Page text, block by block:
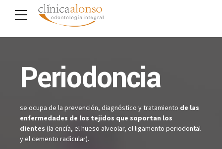
Periodoncia
se ocupa de la prevención, diagnóstico y tratamiento de las
enfermedades de los tejidos que soportan los
dientes (la encía, el hueso alveolar, el ligamento periodontal
y el cemento radicular).